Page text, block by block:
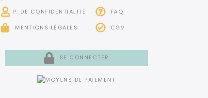
P. DE CONFIDENTIALITÉ
MENTIONS LÉGALES
FAQ
CGV
SE CONNECTER